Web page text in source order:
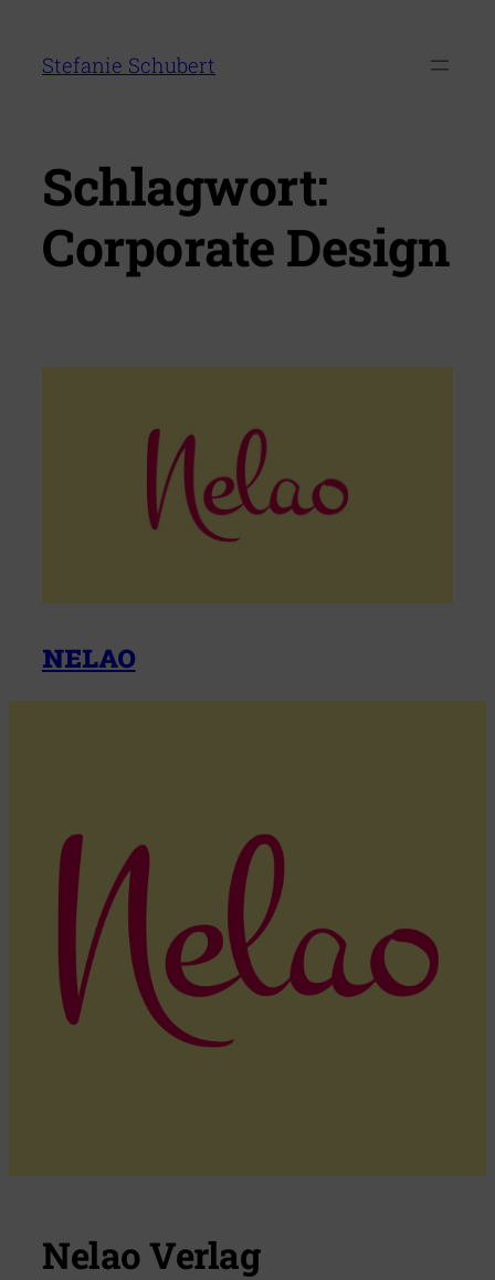
springen
Stefanie Schubert
Schlagwort:
Corporate Design
nelao
Nelao Verlag